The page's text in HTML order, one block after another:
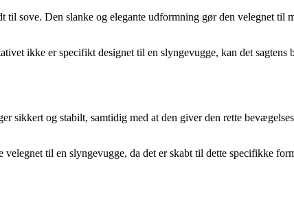
sove. Den slanke og elegante udformning gør den velegnet til
ikke er specifikt designet til en slyngevugge, kan det sagtens
sikkert og stabilt, samtidig med at den giver den rette
til en slyngevugge, da det er skabt til dette specifikke